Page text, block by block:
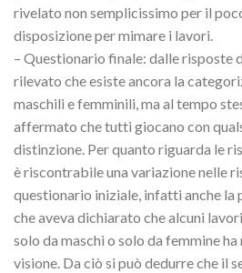
rivelato non semplicissimo per il
disposizione per mimare i lavori.
– Questionario finale: dalle risposte
rilevato che esiste ancora la
maschili e femminili, ma al tempo
affermato che tutti giocano con
distinzione. Per quanto riguarda le
è riscontrabile una variazione nelle
questionario iniziale, infatti anche la
che aveva dichiarato che alcuni
solo da maschi o solo da femmine
visione. Da ciò si può dedurre che il